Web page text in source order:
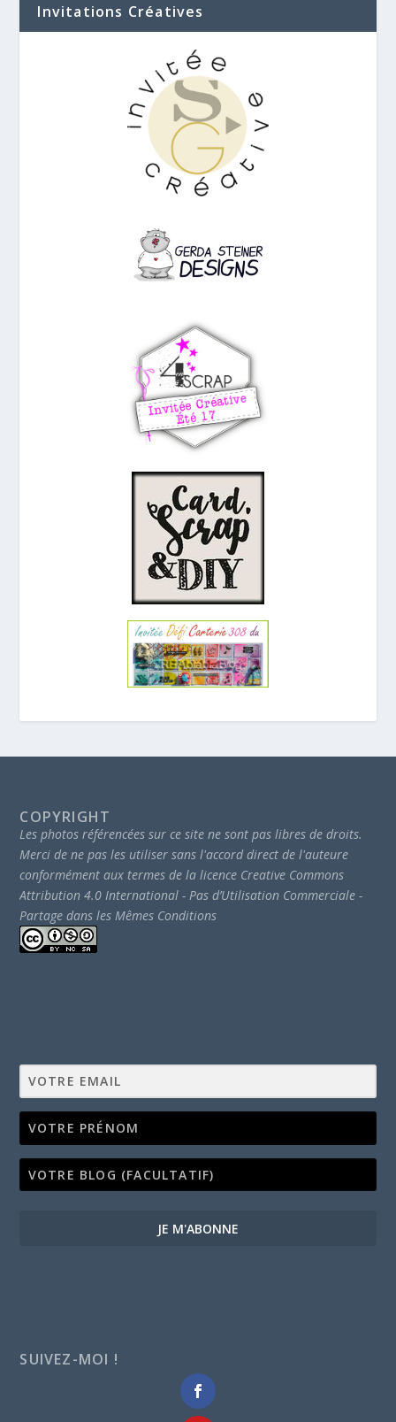
Invitations Créatives
COPYRIGHT
Les photos référencées sur ce site ne sont pas libres de droits.
Merci de ne pas les utiliser sans l'accord direct de l'auteure
conformément aux termes de la licence Creative Commons
Attribution 4.0 International - Pas d’Utilisation Commerciale -
Partage dans les Mêmes Conditions
JE M'ABONNE
SUIVEZ-MOI !